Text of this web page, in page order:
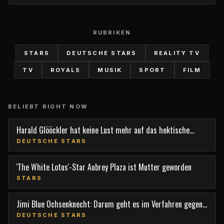
RUBRIKEN
STARS DEUTSCHE STARS REALITY TV
TV ROYALS MUSIK SPORT FILM
BELIEBT RIGHT NOW
Harald Glööckler hat keine Lust mehr auf das hektische
Berlin
DEUTSCHE STARS
'The White Lotus'-Star Aubrey Plaza ist Mutter geworden
STARS
Jimi Blue Ochsenknecht: Darum geht es im Verfahren gegen
den TV-Star
DEUTSCHE STARS